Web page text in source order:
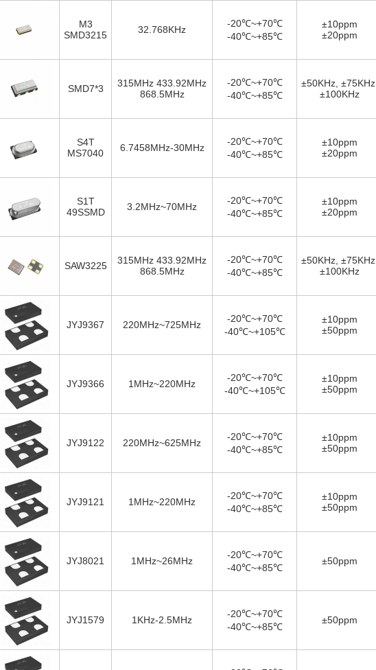
M3
SMD3215
32.768KHz
-20℃~+70℃
-40℃~+85℃
±10ppm
±20ppm
SMD7*3
315MHz 433.92MHz
868.5MHz
-20℃~+70℃
-40℃~+85℃
±50KHz, ±75KHz,
±100KHz
S4T
MS7040
6.7458MHz-30MHz
-20℃~+70℃
-40℃~+85℃
±10ppm
±20ppm
S1T
49SSMD
3.2MHz~70MHz
-20℃~+70℃
-40℃~+85℃
±10ppm
±20ppm
SAW3225
315MHz 433.92MHz
868.5MHz
-20℃~+70℃
-40℃~+85℃
±50KHz, ±75KHz,
±100KHz
JYJ9367 220MHz~725MHz
-20℃~+70℃
-40℃~+105℃
±10ppm
±50ppm
JYJ9366 1MHz~220MHz
-20℃~+70℃
-40℃~+105℃
±10ppm
±50ppm
JYJ9122 220MHz~625MHz
-20℃~+70℃
-40℃~+85℃
±10ppm
±50ppm
JYJ9121 1MHz~220MHz
-20℃~+70℃
-40℃~+85℃
±10ppm
±50ppm
JYJ8021 1MHz~26MHz
-20℃~+70℃
-40℃~+85℃
±50ppm
JYJ1579 1KHz-2.5MHz
-20℃~+70℃
-40℃~+85℃
±50ppm